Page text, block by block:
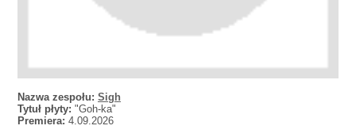
Nazwa zespołu: Sigh
Tytuł płyty: "Goh-ka"
Premiera: 4.09.2026